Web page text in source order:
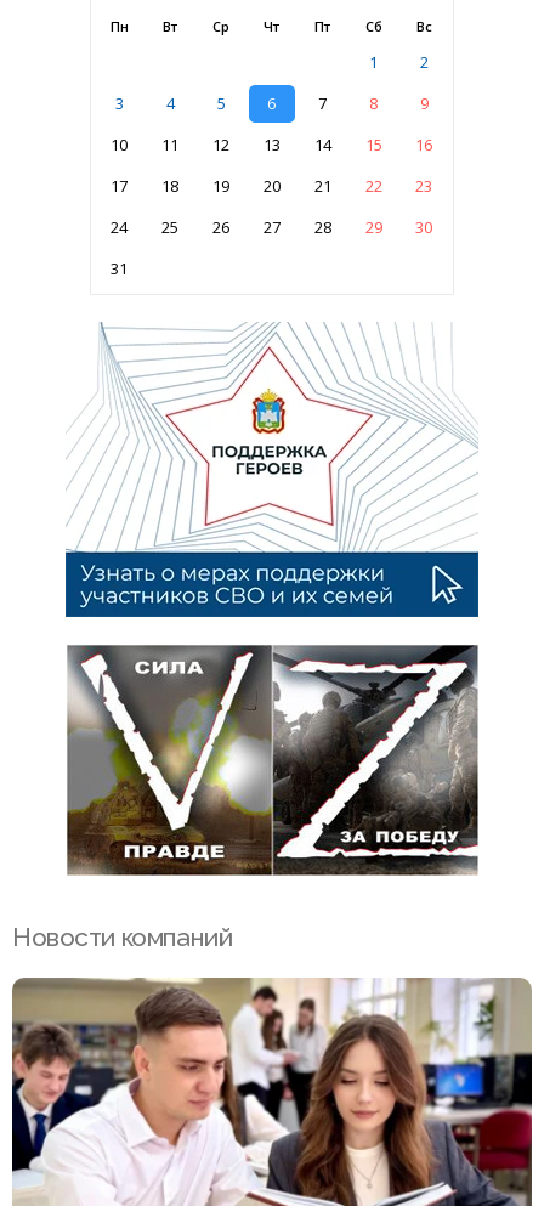
Пн Вт Ср Чт Пт Сб Вс
1
2
3
4 5 6 7 8
9
10
11 12 13 14 15
16
17
18 19 20 21 22
23
24
25 26 27 28 29
30
31
Новости компаний